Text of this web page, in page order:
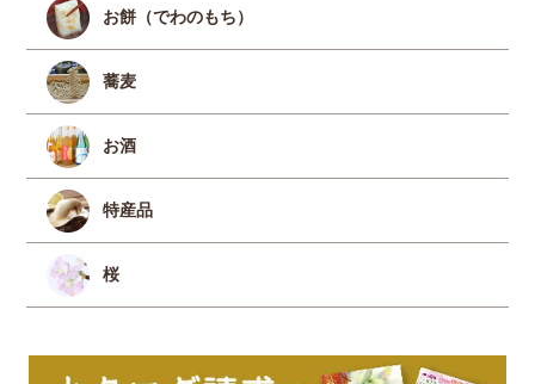
お餅（でわのもち）
蕎麦
お酒
特産品
桜